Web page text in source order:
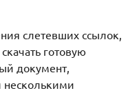
слетевших ссылок,
готовую
документ,
несколькими